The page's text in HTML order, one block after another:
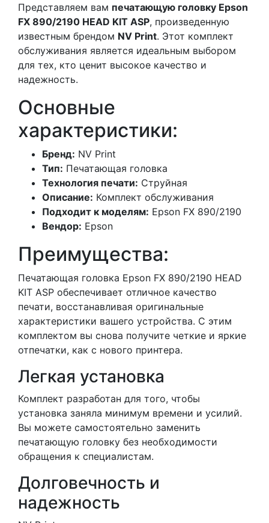
Представляем вам печатающую головку Epson
FX 890/2190 HEAD KIT ASP, произведенную
известным брендом NV Print. Этот комплект
обслуживания является идеальным выбором
для тех, кто ценит высокое качество и
надежность.
Основные
характеристики:
Бренд: NV Print
Тип: Печатающая головка
Технология печати: Струйная
Описание: Комплект обслуживания
Подходит к моделям: Epson FX 890/2190
Вендор: Epson
Преимущества:
Печатающая головка Epson FX 890/2190 HEAD
KIT ASP обеспечивает отличное качество
печати, восстанавливая оригинальные
характеристики вашего устройства. С этим
комплектом вы снова получите четкие и яркие
отпечатки, как с нового принтера.
Легкая установка
Комплект разработан для того, чтобы
установка заняла минимум времени и усилий.
Вы можете самостоятельно заменить
печатающую головку без необходимости
обращения к специалистам.
Долговечность и
надежность